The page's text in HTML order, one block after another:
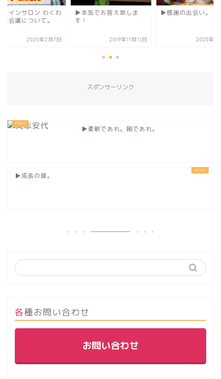
でお答え致しま
2019年11月11日
▶︎感謝の出会い。
2020年11月7日
オンラインサロン
2020年2
スポンサーリンク
▶︎柔軟であれ。剛であれ。
▶︎成長の扉。
各種お問い合わせ
お問い合わせ